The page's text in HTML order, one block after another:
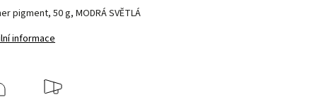
pigment, 50 g, MODRÁ SVĚTLÁ
informace